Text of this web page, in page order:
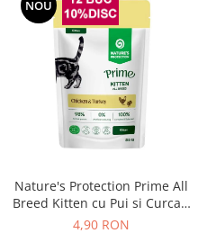
NOU
Nature's Protection Prime All
Breed Kitten cu Pui si Curcan
85 Gr
4,90 RON